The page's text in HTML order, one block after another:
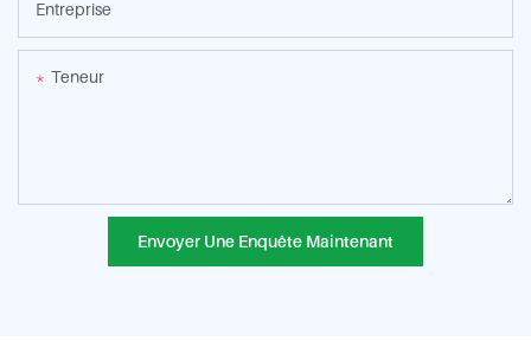
Entreprise
Teneur
Envoyer Une Enquête Maintenant